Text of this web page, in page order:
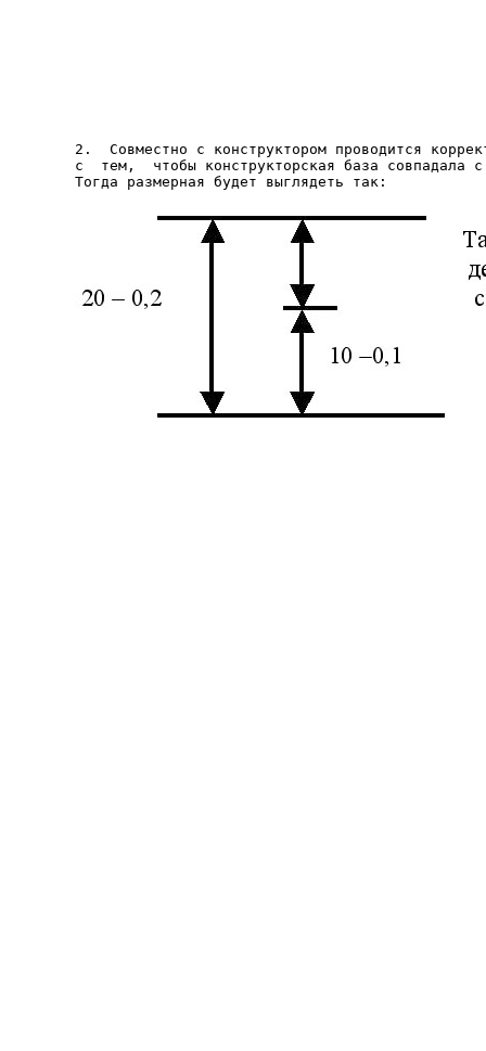
2.  Совместно с конструктором проводится
с  тем,  чтобы конструкторская база совпадала с
Тогда размерная будет выглядеть так: